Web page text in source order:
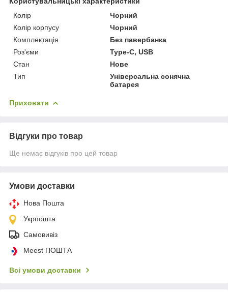
Колір
Чорний
Колір корпусу
Чорний
Комплектація
Без павербанка
Роз'єми
Type-C, USB
Стан
Нове
Тип
Універсальна сонячна
батарея
Приховати
Відгуки про товар
Ще немає відгуків про цей товар
Умови доставки
Нова Пошта
Укрпошта
Самовивіз
Meest ПОШТА
Всі умови доставки